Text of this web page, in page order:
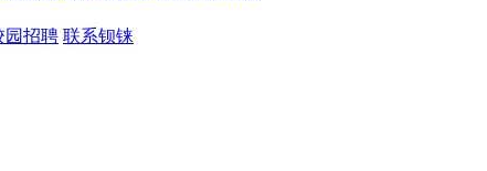
园招聘 联系钡铼